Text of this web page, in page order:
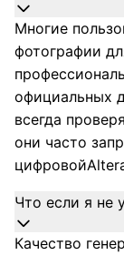
Многие
фотографии
официальных
всегда
они часто
Что если я не
Качество